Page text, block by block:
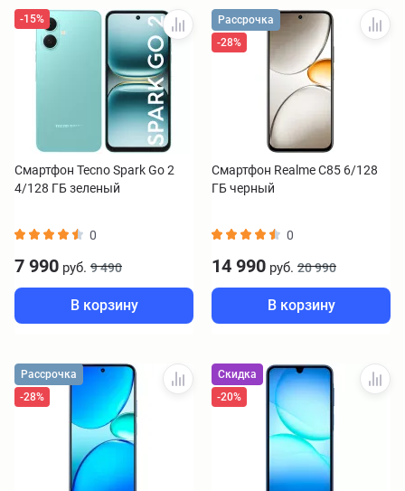
-15%
Смартфон Tecno Spark Go 2
4/128 ГБ зеленый
0
7 990 руб. 9 490
В корзину
Рассрочка
-28%
Смартфон Realme C85 6/128
ГБ черный
0
14 990 руб. 20 990
В корзину
Рассрочка
-28%
Скидка
-20%